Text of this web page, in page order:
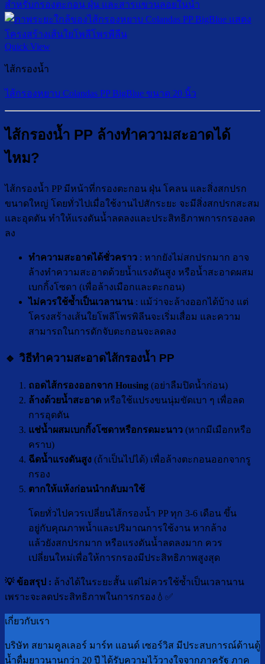
Quick View
ไส้กรองน้ำ
ไส้กรองหยาบ Colandas PP BigBlue ขนาด 20 นิ้ว
ไส้กรองน้ำ PP ล้างทำความสะอาดได้
ไหม?
ไส้กรองน้ำ PP มีหน้าที่กรองตะกอน ฝุ่น โคลน และสิ่งสกปรก
ขนาดใหญ่ โดยทั่วไปเมื่อใช้งานไปสักระยะ จะมีสิ่งสกปรกสะสม
และอุดตัน ทำให้แรงดันน้ำลดลงและประสิทธิภาพการกรองลด
ลง
ทำความสะอาดได้ชั่วคราว : หากยังไม่สกปรกมาก อาจ
ล้างทำความสะอาดด้วยน้ำแรงดันสูง หรือน้ำสะอาดผสม
เบกกิ้งโซดา (เพื่อล้างเมือกและตะกอน)
ไม่ควรใช้ซ้ำเป็นเวลานาน : แม้ว่าจะล้างออกได้บ้าง แต่
โครงสร้างเส้นใยโพลีโพรพิลีนจะเริ่มเสื่อม และความ
สามารถในการดักจับตะกอนจะลดลง
🔹 วิธีทำความสะอาดไส้กรองน้ำ PP
ถอดไส้กรองออกจาก Housing (อย่าลืมปิดน้ำก่อน)
ล้างด้วยน้ำสะอาด หรือใช้แปรงขนนุ่มขัดเบา ๆ เพื่อลด
การอุดตัน
แช่น้ำผสมเบกกิ้งโซดาหรือกรดมะนาว (หากมีเมือกหรือ
คราบ)
ฉีดน้ำแรงดันสูง (ถ้าเป็นไปได้) เพื่อล้างตะกอนออกจากรู
กรอง
ตากให้แห้งก่อนนำกลับมาใช้
โดยทั่วไปควรเปลี่ยนไส้กรองน้ำ PP ทุก 3-6 เดือน ขึ้น
อยู่กับคุณภาพน้ำและปริมาณการใช้งาน หากล้าง
แล้วยังสกปรกมาก หรือแรงดันน้ำลดลงมาก ควร
เปลี่ยนใหม่เพื่อให้การกรองมีประสิทธิภาพสูงสุด
💡 ข้อสรุป : ล้างได้ในระยะสั้น แต่ไม่ควรใช้ซ้ำเป็นเวลานาน
เพราะจะลดประสิทธิภาพในการกรอง💧✅
เกี่ยวกับเรา
บริษัท สยามคูลเลอร์ มาร์ท แอนด์ เซอร์วิส มีประสบการณ์ด้านตู้
น้ำดื่มยาวนานกว่า 20 ปี ได้รับความไว้วางใจจากภาครัฐ ภาค